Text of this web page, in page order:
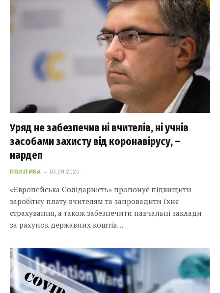
Уряд не забезпечив ні вчителів, ні учнів
засобами захисту від коронавірусу, –
нардеп
ПОЛІТИКА 03.09.2020
«Європейська Солідарність» пропонує підвищити
заробітну плату вчителям та запровадити їхнє
страхування, а також забезпечити навчальні заклади
за рахунок державних коштів…